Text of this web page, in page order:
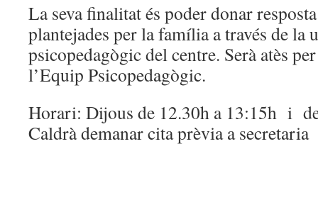
La seva finalitat és poder donar
plantejades per la família a través de la
psicopedagògic del centre. Serà atès
l’Equip Psicopedagògic.
Horari: Dijous de 12.30h a 13:15h i
Caldrà demanar cita prèvia a secretaria